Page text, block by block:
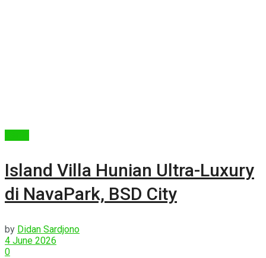
Island Villa Hunian Ultra-Luxury
di NavaPark, BSD City
by Didan Sardjono
4 June 2026
0